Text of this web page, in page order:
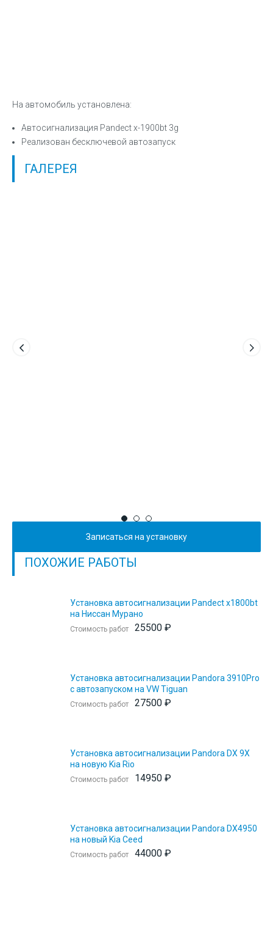
На автомобиль установлена:
Автосигнализация Pandect x-1900bt 3g
Реализован бесключевой автозапуск
ГАЛЕРЕЯ
Записаться на установку
ПОХОЖИЕ РАБОТЫ
Установка автосигнализации Pandect x1800bt
на Ниссан Мурано
Стоимость работ 25500 ₽
Установка автосигнализации Pandora 3910Pro
с автозапуском на VW Tiguan
Стоимость работ 27500 ₽
Установка автосигнализации Pandora DX 9X
на новую Kia Rio
Стоимость работ 14950 ₽
Установка автосигнализации Pandora DX4950
на новый Kia Ceed
Стоимость работ 44000 ₽